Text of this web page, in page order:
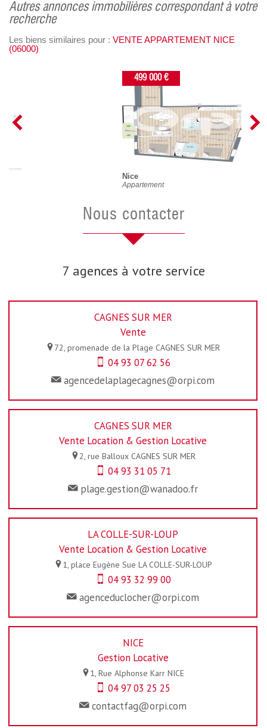
autres annonces immobilières correspondant à votre
recherche
Les biens similaires pour : VENTE APPARTEMENT NICE
(06000)
nous contacter
7 agences à votre service
CAGNES SUR MER
Vente
72, promenade de la Plage CAGNES SUR MER
04 93 07 62 56
agencedelaplagecagnes@orpi.com
CAGNES SUR MER
Vente Location & Gestion Locative
2, rue Balloux CAGNES SUR MER
04 93 31 05 71
plage.gestion@wanadoo.fr
LA COLLE-SUR-LOUP
Vente Location & Gestion Locative
1, place Eugène Sue LA COLLE-SUR-LOUP
04 93 32 99 00
agenceduclocher@orpi.com
NICE
Gestion Locative
1, Rue Alphonse Karr NICE
04 97 03 25 25
contactfag@orpi.com